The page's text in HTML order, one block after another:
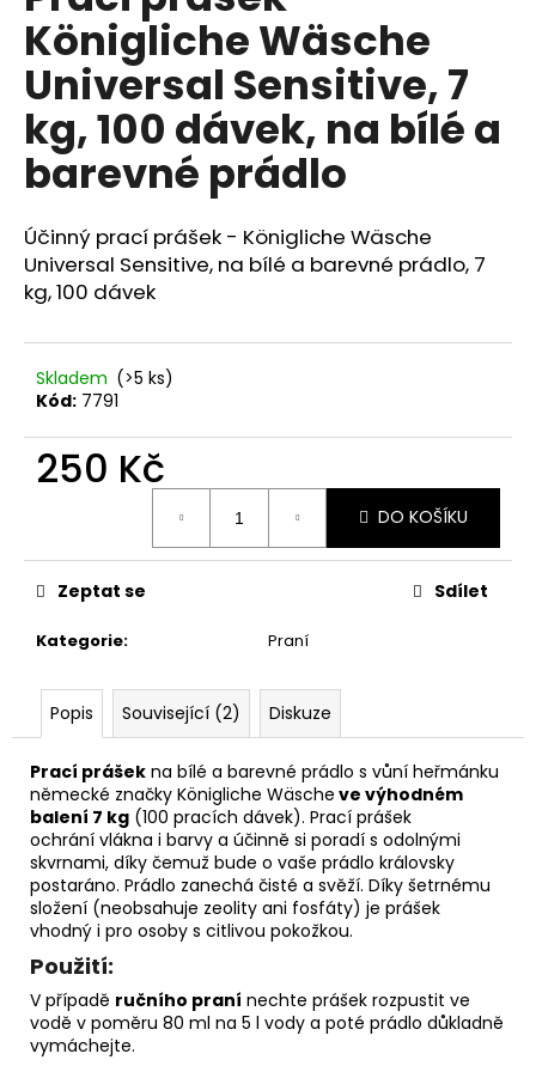
0,0
5
hvězdiček.
Königliche Wäsche
Universal Sensitive, 7
kg, 100 dávek, na bílé a
barevné prádlo
Účinný prací prášek - Königliche Wäsche
Universal Sensitive, na bílé a barevné prádlo, 7
kg, 100 dávek
Skladem (>5 ks)
Kód: 7791
250 Kč
DO KOŠÍKU
Kategorie: Praní
Zeptat se Sdílet
Popis Související (2) Diskuze
Prací prášek na bílé a barevné prádlo s vůní heřmánku
německé značky Königliche Wäsche ve výhodném
balení 7 kg (100 pracích dávek). Prací prášek
ochrání vlákna i barvy a účinně si poradí s odolnými
skvrnami, díky čemuž bude o vaše prádlo královsky
postaráno. Prádlo zanechá čisté a svěží. Díky šetrnému
složení (neobsahuje zeolity ani fosfáty) je prášek
vhodný i pro osoby s citlivou pokožkou.
Použití:
V případě ručního praní nechte prášek rozpustit ve
vodě v poměru 80 ml na 5 l vody a poté prádlo důkladně
vymáchejte.
a
j
í
t
?
HLEDAT
D
o
p
o
u
m
AREON
GEL
CAN
SPORT
LUX
-
PLATINUM
80G
120
Kč